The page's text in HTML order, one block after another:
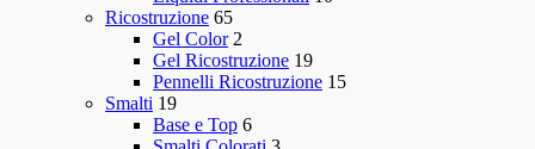
Ricostruzione 65
Gel Color 2
Gel Ricostruzione 19
Pennelli Ricostruzione 15
Smalti 19
Base e Top 6